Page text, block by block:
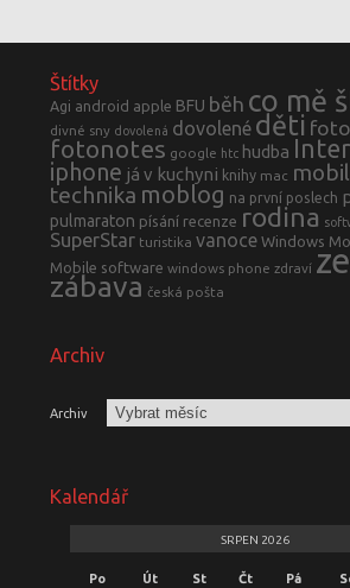
Štítky
Agi android apple BFU běh co mě
divné sny dovolená dovolené děti
fotonotes google htc hudba
iphone já v kuchyni knihy mac
technika moblog na první poslech
pulmaraton písání recenze rodina
SuperStar turistika vanoce Windows
Mobile software windows phone zdraví
zábava česká pošta
Archiv
Archiv
Kalendář
SRPEN 2026
Po Út St Čt Pá